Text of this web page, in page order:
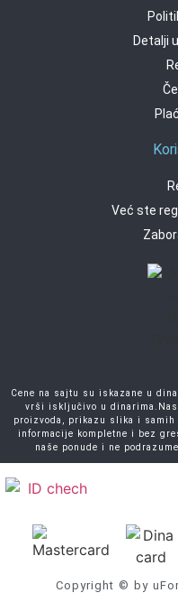
Detalji
Već ste
Cene na sajtu su iskazane u
vrši isključivo u
proizvoda, prikazu slika i samih
informacije kompletne i bez
naše ponude i ne
Copyright © by